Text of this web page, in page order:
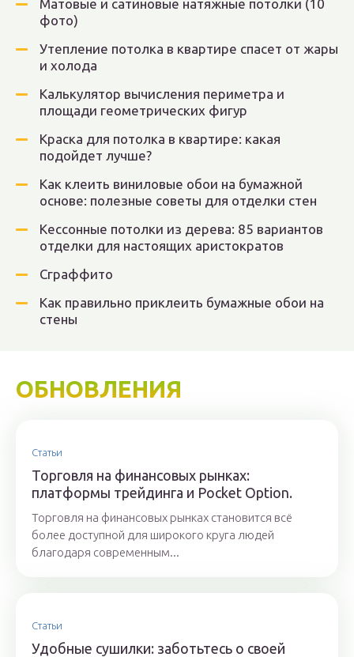
Матовые и сатиновые натяжные потолки (10
фото)
Утепление потолка в квартире спасет от жары
и холода
Калькулятор вычисления периметра и
площади геометрических фигур
Краска для потолка в квартире: какая
подойдет лучше?
Как клеить виниловые обои на бумажной
основе: полезные советы для отделки стен
Кессонные потолки из дерева: 85 вариантов
отделки для настоящих аристократов
Сграффито
Как правильно приклеить бумажные обои на
стены
ОБНОВЛЕНИЯ
Статьи
Торговля на финансовых рынках:
платформы трейдинга и Pocket Option.
Торговля на финансовых рынках становится всё
более доступной для широкого круга людей
благодаря современным...
Статьи
Удобные сушилки: заботьтесь о своей